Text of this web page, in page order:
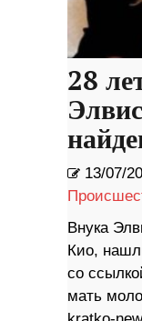
28
13/07/
Внука
Кио,
со
мать